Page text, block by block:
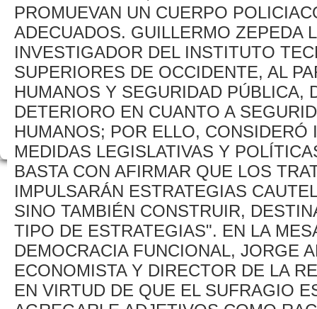
PROMUEVAN UN CUERPO
ADECUADOS. GUILLERMO ZEPEDA
INVESTIGADOR DEL INSTITUTO
SUPERIORES DE OCCIDENTE, AL
HUMANOS Y SEGURIDAD PÚBLICA,
DETERIORO EN CUANTO A
HUMANOS; POR ELLO,
MEDIDAS LEGISLATIVAS Y
BASTA CON AFIRMAR QUE LOS
IMPULSARÁN ESTRATEGIAS
SINO TAMBIÉN CONSTRUIR,
TIPO DE ESTRATEGIAS". EN LA
DEMOCRACIA FUNCIONAL, JORGE
ECONOMISTA Y DIRECTOR DE LA
EN VIRTUD DE QUE EL SUFRAGIO